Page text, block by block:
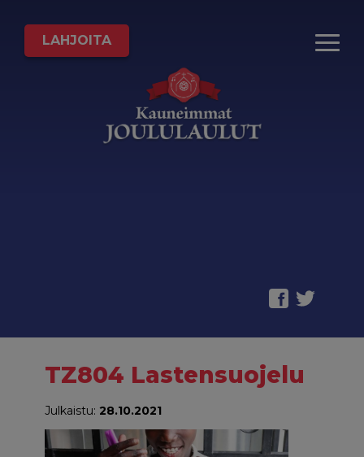
LAHJOITA
TZ804 Lastensuojelu
Julkaistu: 28.10.2021